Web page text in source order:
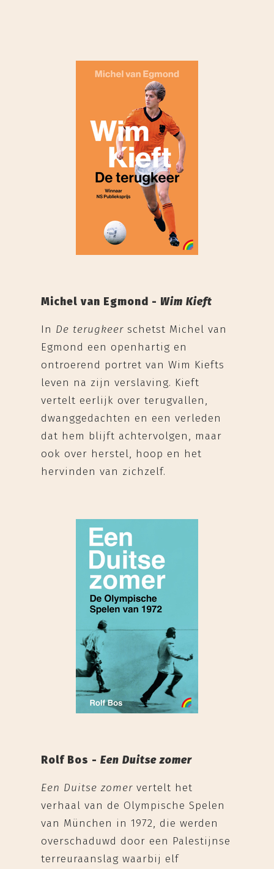
Michel van Egmond - Wim Kieft
In De terugkeer schetst Michel van
Egmond een openhartig en
ontroerend portret van Wim Kiefts
leven na zijn verslaving. Kieft
vertelt eerlijk over terugvallen,
dwanggedachten en een verleden
dat hem blijft achtervolgen, maar
ook over herstel, hoop en het
hervinden van zichzelf.
Rolf Bos -Een Duitse zomer
Een Duitse zomer vertelt het
verhaal van de Olympische Spelen
van München in 1972, die werden
overschaduwd door een Palestijnse
terreuraanslag waarbij elf